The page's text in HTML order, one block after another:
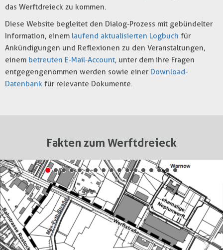
das Werftdreieck zu kommen.
Diese Website begleitet den Dialog-Prozess mit gebündelter
Information, einem laufend aktualisierten Logbuch für
Ankündigungen und Reflexionen zu den Veranstaltungen,
einem betreuten E-Mail-Account, unter dem ihre Fragen
entgegengenommen werden sowie einer Download-
Datenbank für relevante Dokumente.
Fakten zum Werftdreieck